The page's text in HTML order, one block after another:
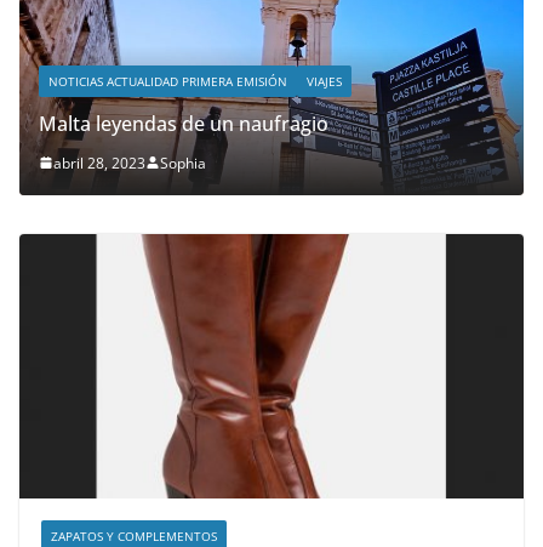
NOTICIAS ACTUALIDAD PRIMERA EMISIÓN VIAJES
Malta leyendas de un naufragio
abril 28, 2023 Sophia
ZAPATOS Y COMPLEMENTOS